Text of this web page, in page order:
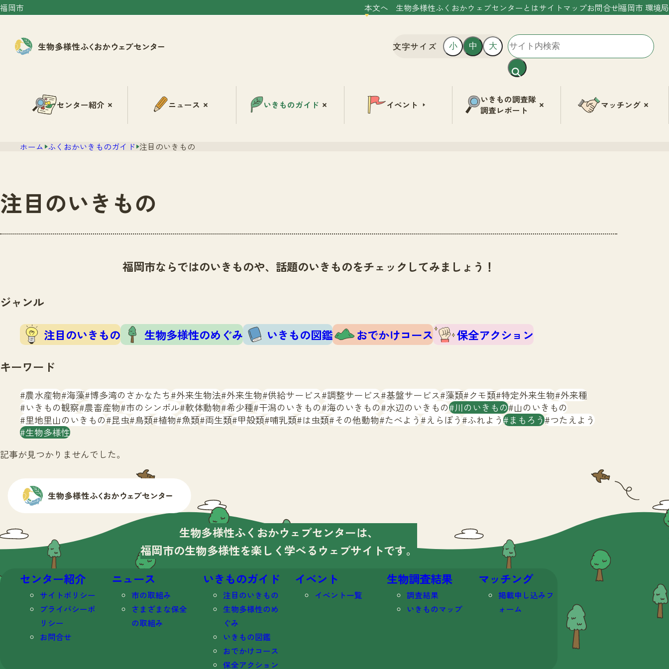
福岡市 本文へ 生物多様性ふくおかウェブセンターとはサイトマップお問合せ福岡市 環境局
文字サイズ 小 中 大
センター紹介 ニュース いきものガイド イベント
いきもの調査隊
調査レポート
マッチング
ホーム ふくおかいきものガイド 注目のいきもの
注目のいきもの
福岡市ならではのいきものや、話題のいきものをチェックしてみましょう！
ジャンル
注目のいきもの 生物多様性のめぐみ いきもの図鑑 おでかけコース
保全アクション
キーワード
農水産物 海藻 博多湾のさかなたち 外来生物法 外来生物 供給サービス 調整サービス 基盤サービス 藻類 クモ類 特定外来生物 外来種
いきもの観察 農畜産物 市のシンボル 軟体動物 希少種 干潟のいきもの 海のいきもの 水辺のいきもの 川のいきもの 山のいきもの
里地里山のいきもの 昆虫 鳥類 植物 魚類 両生類 甲殻類 哺乳類 は虫類 その他動物 たべよう えらぼう ふれよう まもろう つたえよう
生物多様性
記事が見つかりませんでした。
生物多様性ふくおかウェブセンターは、
福岡市の生物多様性を楽しく学べる ウェブサイトです。
センター紹介
サイトポリシー
プライバシーポ
リシー
お問合せ
ニュース
市の取組み
さまざまな保全
の取組み
いきものガイド
注目のいきもの
生物多様性のめ
ぐみ
いきもの図鑑
おでかけコース
保全アクション
イベント
イベント一覧
生物調査結果
調査結果
いきものマップ
マッチング
掲載申し込みフ
ォーム